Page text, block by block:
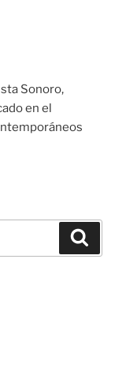
Sonoro,
en el